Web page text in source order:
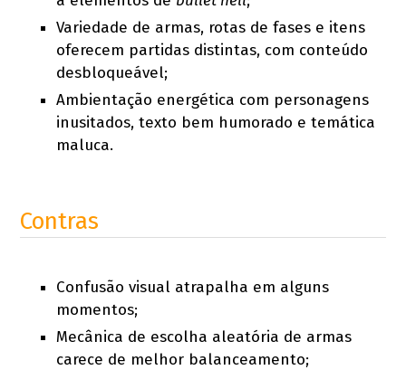
Variedade de armas, rotas de fases e itens
oferecem partidas distintas, com conteúdo
desbloqueável;
Ambientação energética com personagens
inusitados, texto bem humorado e temática
maluca.
Contras
Confusão visual atrapalha em alguns
momentos;
Mecânica de escolha aleatória de armas
carece de melhor balanceamento;